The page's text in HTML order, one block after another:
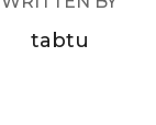
tabtu